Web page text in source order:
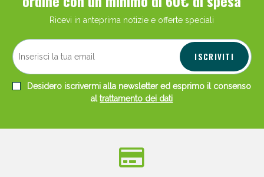
Ricevi in anteprima notizie e offerte speciali
ISCRIVITI
Desidero iscrivermi alla newsletter ed esprimo il consenso
altrattamento dei dati